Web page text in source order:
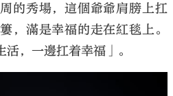
的秀場，這個爺爺肩膀上扛
，滿是幸福的走在紅毯上。
，一邊扛着幸福」。